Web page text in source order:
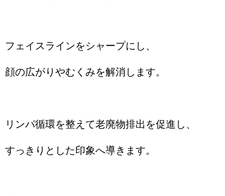
フェイスラインをシャープにし、
顔の広がりやむくみを解消します。
リンパ循環を整えて老廃物排出を促進し、
すっきりとした印象へ導きます。